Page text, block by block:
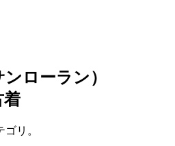
ローラン）
着
リ。